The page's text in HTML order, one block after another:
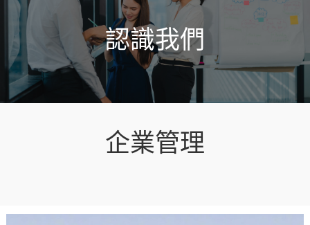
認識我們
企業管理